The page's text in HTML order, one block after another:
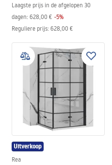
Laagste prijs in de afgelopen 30
dagen: 628,00 € -5%
Reguliere prijs: 628,00 €
Uitverkoop
Rea